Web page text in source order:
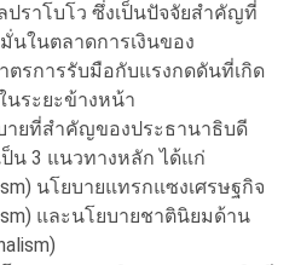
ปราโบโว ซึ่งเป็นปัจจัยสำคัญที่
ในตลาดการเงินของ
ตรการรับมือกับแรงกดดันที่เกิด
นระยะข้างหน้า
ายที่สำคัญของประธานาธิบดี
น 3 แนวทางหลัก ได้แก่
นโยบายแทรกแซงเศรษฐกิจ
และนโยบายชาตินิยมด้าน